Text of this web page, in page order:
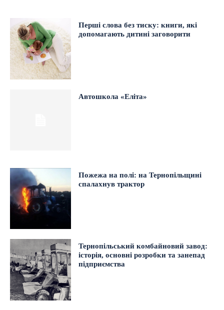
Перші слова без тиску: книги, які
допомагають дитині заговорити
Автошкола «Еліта»
Пожежа на полі: на Тернопільщині
спалахнув трактор
Тернопільський комбайновий завод:
історія, основні розробки та занепад
підприємства